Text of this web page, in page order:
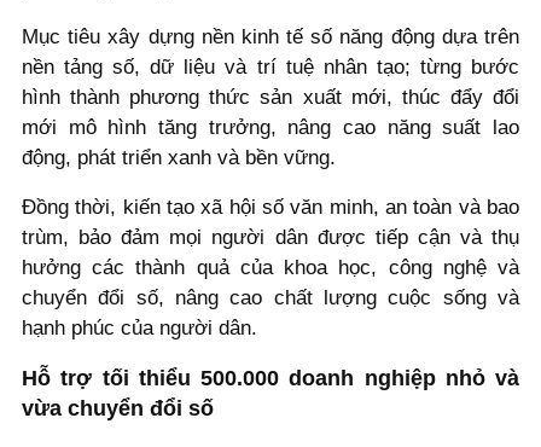
Mục tiêu xây dựng nền kinh tế số năng động dựa trên
nền tảng số, dữ liệu và trí tuệ nhân tạo; từng bước
hình thành phương thức sản xuất mới, thúc đẩy đổi
mới mô hình tăng trưởng, nâng cao năng suất lao
động, phát triển xanh và bền vững.
Đồng thời, kiến tạo xã hội số văn minh, an toàn và bao
trùm, bảo đảm mọi người dân được tiếp cận và thụ
hưởng các thành quả của khoa học, công nghệ và
chuyển đổi số, nâng cao chất lượng cuộc sống và
hạnh phúc của người dân.
Hỗ trợ tối thiểu 500.000 doanh nghiệp nhỏ và
vừa chuyển đổi số